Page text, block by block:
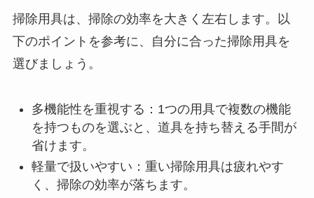
掃除用具は、掃除の効率を大きく左右します。以
下のポイントを参考に、自分に合った掃除用具を
選びましょう。
多機能性を重視する：1つの用具で複数の機能
を持つものを選ぶと、道具を持ち替える手間が
省けます。
軽量で扱いやすい：重い掃除用具は疲れやす
く、掃除の効率が落ちます。